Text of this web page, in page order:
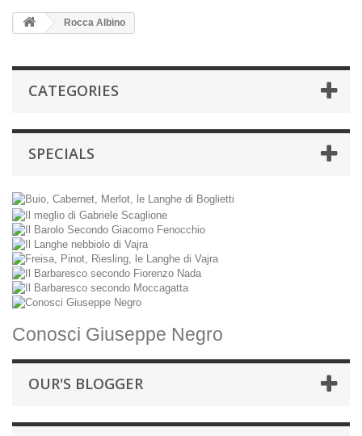
Rocca Albino
CATEGORIES
SPECIALS
Conosci Giuseppe Negro
OUR'S BLOGGER